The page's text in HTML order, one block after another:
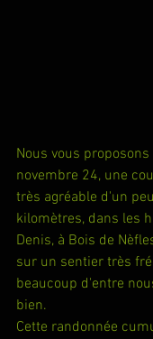
Nous vous
novembre 24, une
très agréable d'un
kilomètres, dans les
Denis, à Bois de
sur un sentier très
beaucoup d'entre
bien.
Cette randonnée